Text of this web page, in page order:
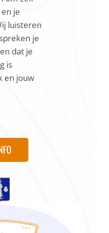
je
luisteren
je
dat je
is
en jouw